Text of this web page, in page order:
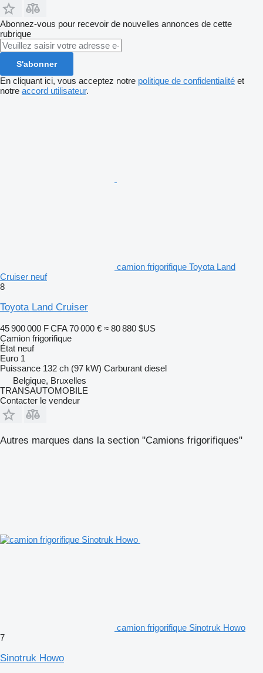
Abonnez-vous pour recevoir de nouvelles annonces de cette
rubrique
S'abonner
En cliquant ici, vous acceptez notre politique de confidentialité et
notre accord utilisateur.
camion frigorifique Toyota Land
Cruiser neuf
8
Toyota Land Cruiser
45 900 000 F CFA 70 000 € ≈ 80 880 $US
Camion frigorifique
État neuf
Euro 1
Puissance 132 ch (97 kW) Carburant diesel
Belgique, Bruxelles
TRANSAUTOMOBILE
Contacter le vendeur
Autres marques dans la section "Camions frigorifiques"
camion frigorifique Sinotruk Howo
7
Sinotruk Howo